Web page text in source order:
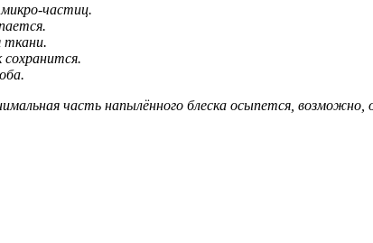
частиц.
ткани.
часть напылённого блеска осыпется, возможно,